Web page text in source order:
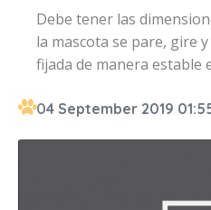
Debe tener las
la mascota se pare, gire
fijada de manera estable
04 September 2019